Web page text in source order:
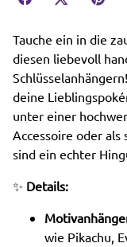
Tauche ein in die
diesen liebevoll
deine
unter einer
Accessoire oder als
sind ein echter
✨ Details:
wie Pikachu,